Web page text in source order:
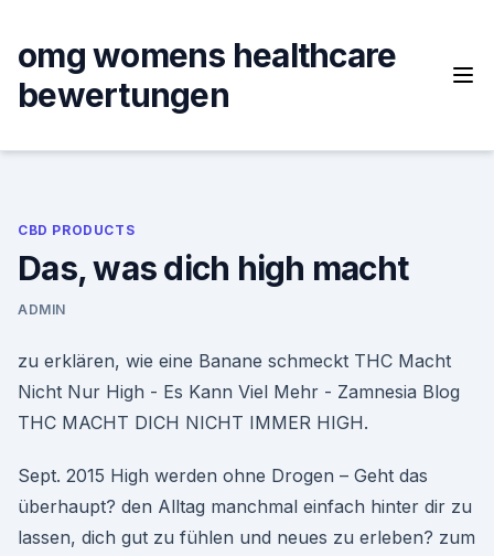
content
omg womens healthcare
bewertungen
CBD PRODUCTS
Das, was dich high macht
ADMIN
zu erklären, wie eine Banane schmeckt THC Macht
Nicht Nur High - Es Kann Viel Mehr - Zamnesia Blog
THC MACHT DICH NICHT IMMER HIGH.
Sept. 2015 High werden ohne Drogen – Geht das
überhaupt? den Alltag manchmal einfach hinter dir zu
lassen, dich gut zu fühlen und neues zu erleben? zum